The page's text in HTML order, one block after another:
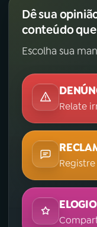
TikTok
Dê sua
conteúdo
Escolha sua
Relate
ELOGIO